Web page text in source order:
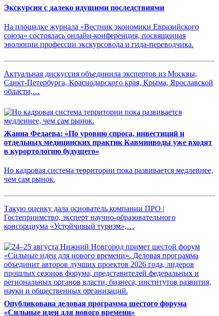
Экскурсия с далеко идущими последствиями
На площадке журнала «Вестник экономики Евразийского
союза» состоялась онлайн-конференция, посвященная
эволюции профессии экскурсовода и гида-переводчика.
Актуальная дискуссия объединила экспертов из Москвы,
Санкт-Петербурга, Краснодарского края, Крыма, Ярославской
области,…
Жанна Федаева: «По уровню спроса, инвестиций и
отдельных медицинских практик Кавминводы уже входят
в курортологию будущего»
Но кадровая система территории пока развивается медленнее,
чем сам рынок.
Такую оценку дала основатель компании ПРО |
Гостеприимство, эксперт научно-образовательного
консорциума «Устойчивый туризм»,…
Опубликована деловая программа шестого форума
«Сильные идеи для нового времени»